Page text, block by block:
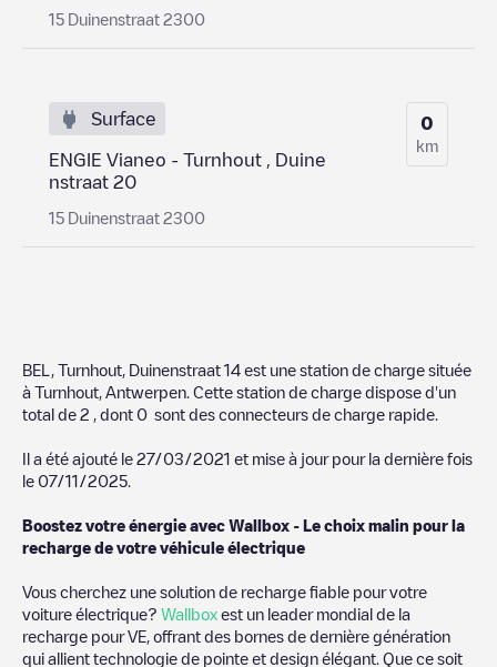
15 Duinenstraat 2300
Surface
ENGIE Vianeo - Turnhout , Duine
nstraat 20
15 Duinenstraat 2300
0
km
BEL, Turnhout, Duinenstraat 14 est une station de charge située
à Turnhout Antwerpen . Cette station de charge dispose d'un
total de 2 , dont 0 sont des connecteurs de charge rapide.
Il a été ajouté le 27/03/2021 et mise à jour pour la dernière fois
le 07/11/2025
Boostez votre énergie avec Wallbox - Le choix malin pour la
recharge de votre véhicule électrique
Vous cherchez une solution de recharge fiable pour votre
voiture électrique? Wallbox est un leader mondial de la
recharge pour VE, offrant des bornes de dernière génération
qui allient technologie de pointe et design élégant. Que ce soit